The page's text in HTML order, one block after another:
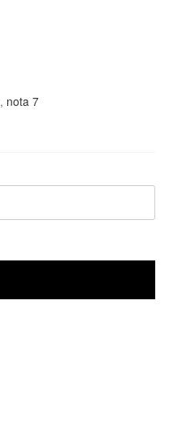
, nota 7